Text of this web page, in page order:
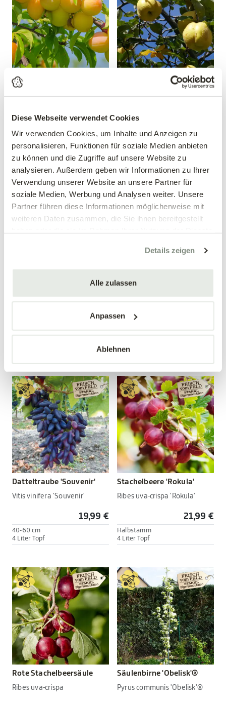
Diese Webseite verwendet Cookies
Wir verwenden Cookies, um Inhalte und Anzeigen zu
personalisieren, Funktionen für soziale Medien anbieten
zu können und die Zugriffe auf unsere Website zu
analysieren. Außerdem geben wir Informationen zu Ihrer
Verwendung unserer Website an unsere Partner für
soziale Medien, Werbung und Analysen weiter. Unsere
Partner führen diese Informationen möglicherweise mit
weiteren Daten zusammen, die Sie ihnen bereitgestellt
Details zeigen
Alle zulassen
Anpassen
Ablehnen
Mirabelle 'Mirabelle von
Nancy'
39,90 €
mehrere Varianten verfügbar!
'Konstantinopeler'
34,90 €
Busch
10 Liter Topf
4 Liter Topf
Datteltraube 'Souvenir'
Vitis vinifera 'Souvenir'
19,99 €
40-60 cm
4 Liter Topf
Stachelbeere 'Rokula'
Ribes uva-crispa 'Rokula'
21,99 €
Halbstamm
4 Liter Topf
Rote Stachelbeersäule
Ribes uva-crispa
Säulenbirne 'Obelisk'®
Pyrus communis 'Obelisk'®